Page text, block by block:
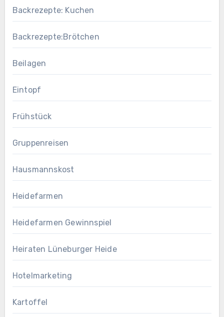
Backrezepte: Kuchen
Backrezepte:Brötchen
Beilagen
Eintopf
Frühstück
Gruppenreisen
Hausmannskost
Heidefarmen
Heidefarmen Gewinnspiel
Heiraten Lüneburger Heide
Hotelmarketing
Kartoffel